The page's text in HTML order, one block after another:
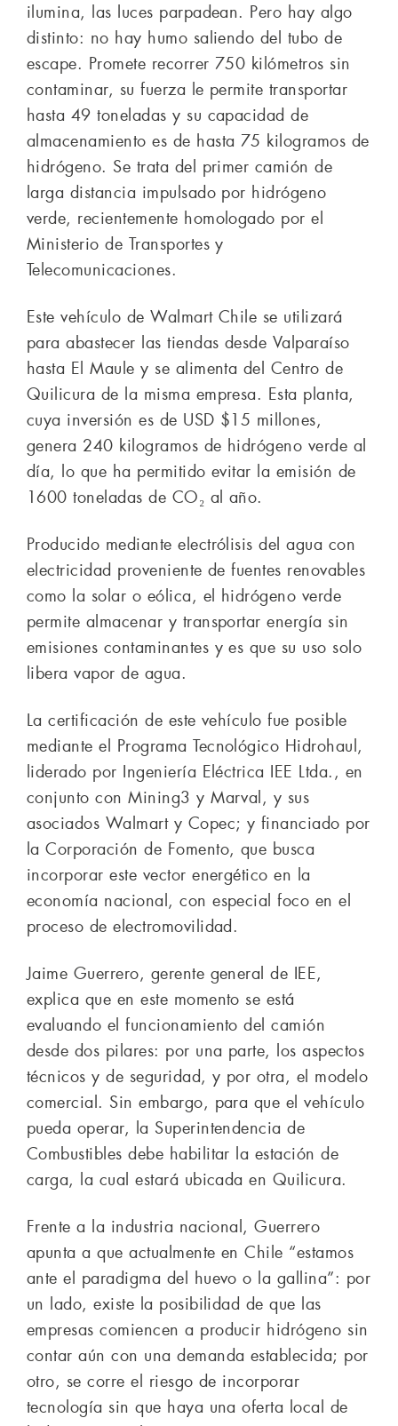
ilumina, las luces parpadean. Pero hay algo
distinto: no hay humo saliendo del tubo de
escape. Promete recorrer 750 kilómetros sin
contaminar, su fuerza le permite transportar
hasta 49 toneladas y su capacidad de
almacenamiento es de hasta 75 kilogramos de
hidrógeno. Se trata del primer camión de
larga distancia impulsado por hidrógeno
verde, recientemente homologado por el
Ministerio de Transportes y
Telecomunicaciones.
Este vehículo de Walmart Chile se utilizará
para abastecer las tiendas desde Valparaíso
hasta El Maule y se alimenta del Centro de
Quilicura de la misma empresa. Esta planta,
cuya inversión es de USD $15 millones,
genera 240 kilogramos de hidrógeno verde al
día, lo que ha permitido evitar la emisión de
1600 toneladas de CO₂ al año.
Producido mediante electrólisis del agua con
electricidad proveniente de fuentes renovables
como la solar o eólica, el hidrógeno verde
permite almacenar y transportar energía sin
emisiones contaminantes y es que su uso solo
libera vapor de agua.
La certificación de este vehículo fue posible
mediante el Programa Tecnológico Hidrohaul,
liderado por Ingeniería Eléctrica IEE Ltda., en
conjunto con Mining3 y Marval, y sus
asociados Walmart y Copec; y financiado por
la Corporación de Fomento, que busca
incorporar este vector energético en la
economía nacional, con especial foco en el
proceso de electromovilidad.
Jaime Guerrero, gerente general de IEE,
explica que en este momento se está
evaluando el funcionamiento del camión
desde dos pilares: por una parte, los aspectos
técnicos y de seguridad, y por otra, el modelo
comercial. Sin embargo, para que el vehículo
pueda operar, la Superintendencia de
Combustibles debe habilitar la estación de
carga, la cual estará ubicada en Quilicura.
Frente a la industria nacional, Guerrero
apunta a que actualmente en Chile “estamos
ante el paradigma del huevo o la gallina”: por
un lado, existe la posibilidad de que las
empresas comiencen a producir hidrógeno sin
contar aún con una demanda establecida; por
otro, se corre el riesgo de incorporar
tecnología sin que haya una oferta local de